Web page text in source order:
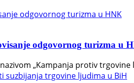
odgovornog turizma u
„Kampanja protiv